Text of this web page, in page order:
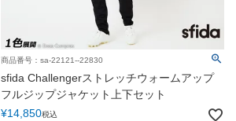
商品番号：sa-22121--22830
sfida Challengerストレッチウォームアップ
フルジップジャケット上下セット
¥14,850税込